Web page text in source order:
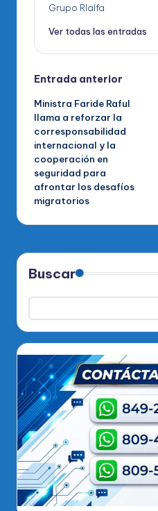
Grupo RIalfa
Ver todas las entradas
Navegación
de
entradas
Entrada anterior
Ministra Faride Raful
llama a reforzar la
corresponsabilidad
internacional y la
cooperación en
seguridad para
afrontar los desafíos
migratorios
Buscar